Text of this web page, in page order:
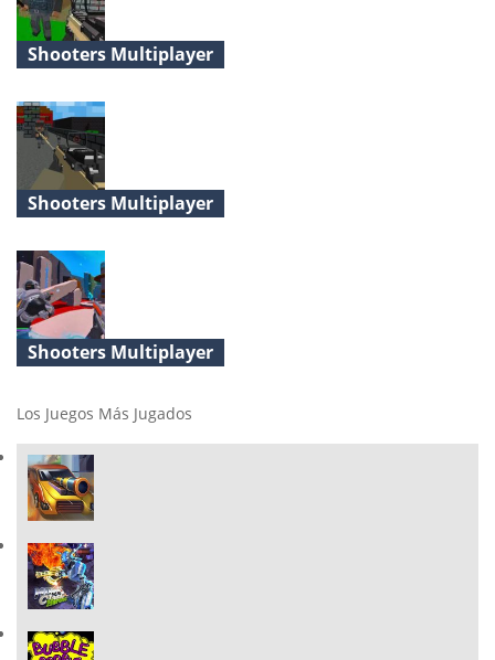
Shooters Multiplayer
Shooters Multiplayer
Shooters Multiplayer
Los Juegos Más Jugados